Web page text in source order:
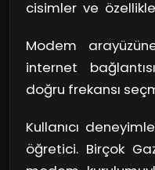
cisimler ve
Modeminizin
tüm evinize
kritik. Peki,
edeceksiniz?
devreye giriyor.
Modem
internet
doğru frekansı
evinizde çok
dalgasını tercih
Kullanıcı
öğretici. Birçok